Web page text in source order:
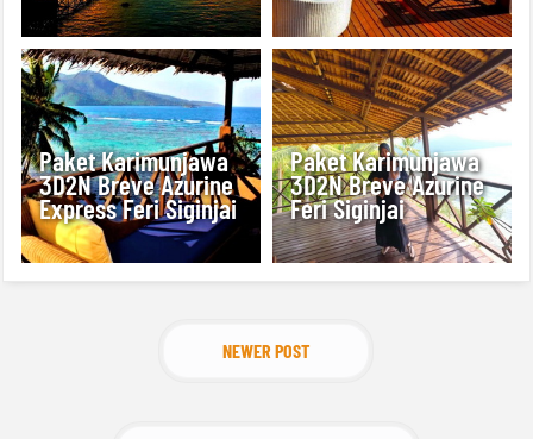
Paket Karimunjawa
3D2N Breve Azurine
Express Feri Siginjai
Paket Karimunjawa
3D2N Breve Azurine
Feri Siginjai
NEWER POST